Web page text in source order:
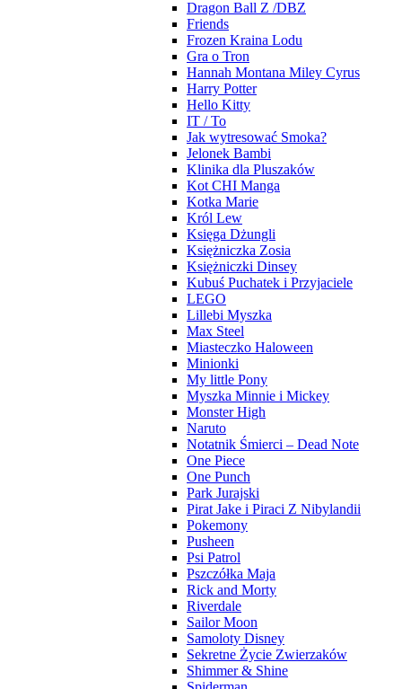
Dragon Ball Z /DBZ
Friends
Frozen Kraina Lodu
Gra o Tron
Hannah Montana Miley Cyrus
Harry Potter
Hello Kitty
IT / To
Jak wytresować Smoka?
Jelonek Bambi
Klinika dla Pluszaków
Kot CHI Manga
Kotka Marie
Król Lew
Księga Dżungli
Księżniczka Zosia
Księżniczki Dinsey
Kubuś Puchatek i Przyjaciele
LEGO
Lillebi Myszka
Max Steel
Miasteczko Haloween
Minionki
My little Pony
Myszka Minnie i Mickey
Monster High
Naruto
Notatnik Śmierci – Dead Note
One Piece
One Punch
Park Jurajski
Pirat Jake i Piraci Z Nibylandii
Pokemony
Pusheen
Psi Patrol
Pszczółka Maja
Rick and Morty
Riverdale
Sailor Moon
Samoloty Disney
Sekretne Życie Zwierzaków
Shimmer & Shine